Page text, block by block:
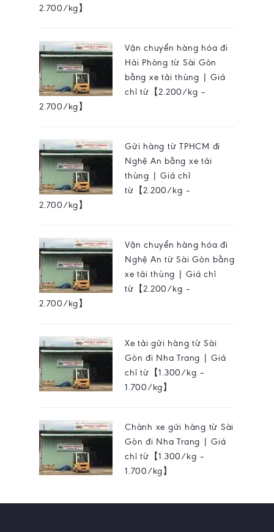
2.700/kg】
Vận chuyển hàng hóa đi
Hải Phòng từ Sài Gòn
bằng xe tải thùng | Giá
chỉ từ【2.200/kg –
2.700/kg】
Gửi hàng từ TPHCM đi
Nghệ An bằng xe tải
thùng | Giá chỉ
từ【2.200/kg –
2.700/kg】
Vận chuyển hàng hóa đi
Nghệ An từ Sài Gòn bằng
xe tải thùng | Giá chỉ
từ【2.200/kg –
2.700/kg】
Xe tải gửi hàng từ Sài
Gòn đi Nha Trang | Giá
chỉ từ【1.300/kg –
1.700/kg】
Chành xe gửi hàng từ Sài
Gòn đi Nha Trang | Giá
chỉ từ【1.300/kg –
1.700/kg】